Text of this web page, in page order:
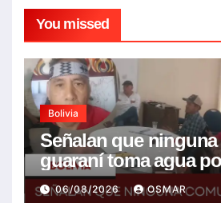
You missed
Bolivia
Señalan que
guaraní toma agua
piden realizar un
06/08/2026 OSMAR